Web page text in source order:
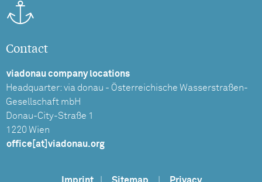
Contact
viadonau company locations
Headquarter: via donau - Österreichische Wasserstraßen-
Gesellschaft mbH
Donau-City-Straße 1
1220 Wien
office[at]viadonau.org